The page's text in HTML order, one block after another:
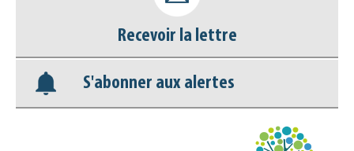
Base documentaire
Nos veilles Scoop.it
Recevoir la lettre
S'abonner aux alertes